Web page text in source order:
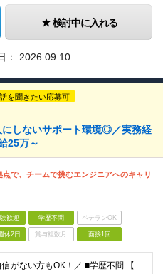
検討中に入れる
： 2026.09.10
話を聞きたい応募可
にしないサポート環境◎／実務経
25万～
点で、チームで挑むエンジニアへのキャリ
歓迎 学歴不問 ベテランOK
休2日 賞与複数月 面接1回
＼スキルに自信がない方もOK！／ ■学歴不問 【微経験者歓迎！】 ITスクール卒・独学・資格取得者（ITパスポートもOK）・大学で情報系を学んでいた方など、何らかの学習・準備経験があれば大歓迎！